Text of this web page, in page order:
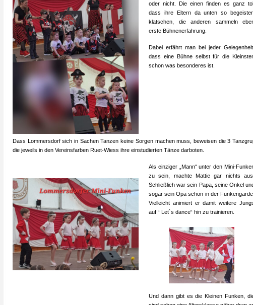
oder nicht. Die einen finden es ganz
dass ihre Eltern da unten so
klatschen, die anderen sammeln
erste Bühnenerfahrung.
Dabei erfährt man bei jeder
dass eine Bühne selbst für die
schon was besonderes ist.
Dass Lommersdorf sich in Sachen Tanzen keine Sorgen machen muss, beweisen die 3
die jeweils in den Vereinsfarben Ruet-Wiess ihre einstudierten Tänze darboten.
Als einziger „Mann“ unter den Mini-
zu sein, machte Mattie gar nichts
Schließlich war sein Papa, seine Onkel
sogar sein Opa schon in der
Vielleicht animiert er damit weitere
auf “ Let`s dance“ hin zu trainieren.
Und dann gibt es die Kleinen Funken,